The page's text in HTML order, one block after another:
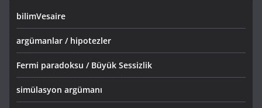
bilimVesaire
argümanlar / hipotezler
Fermi paradoksu / Büyük Sessizlik
simülasyon argümanı